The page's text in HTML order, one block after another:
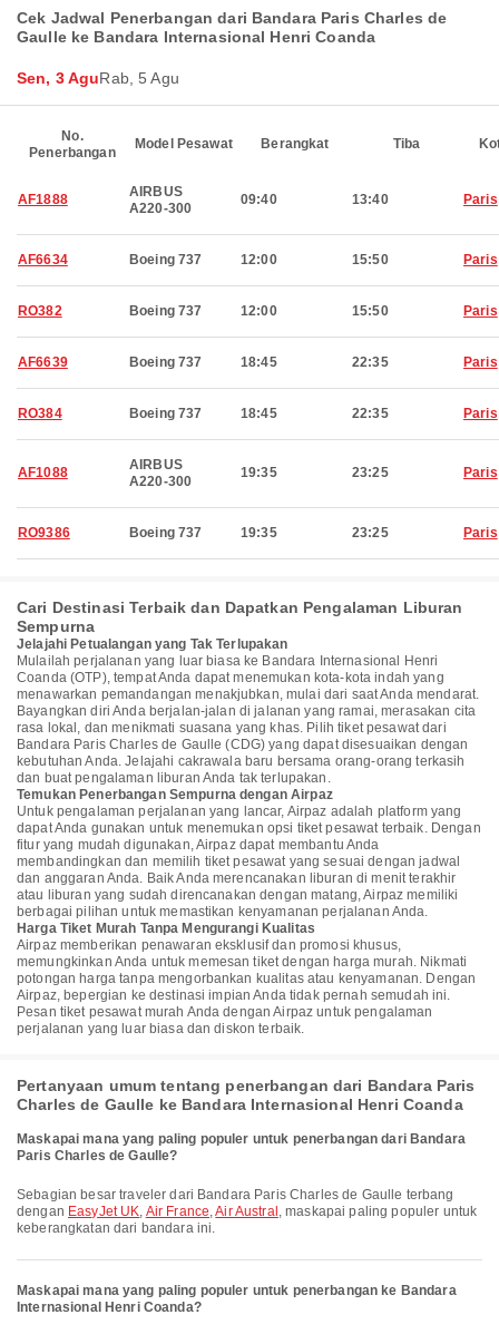
Cek Jadwal Penerbangan dari Bandara Paris Charles de
Gaulle ke Bandara Internasional Henri Coanda
Sen, 3 AguRab, 5 Agu
No.
Penerbangan
Model Pesawat Berangkat Tiba
AF1888
AIRBUS
A220-300
09:40 13:40 Paris
AF6634 Boeing 737 12:00 15:50 Paris
RO382 Boeing 737 12:00 15:50 Paris
AF6639 Boeing 737 18:45 22:35 Paris
RO384 Boeing 737 18:45 22:35 Paris
AF1088
AIRBUS
A220-300
19:35 23:25 Paris
RO9386 Boeing 737 19:35 23:25 Paris
Cari Destinasi Terbaik dan Dapatkan Pengalaman Liburan
Sempurna
Jelajahi Petualangan yang Tak Terlupakan
Mulailah perjalanan yang luar biasa ke Bandara Internasional Henri
Coanda (OTP), tempat Anda dapat menemukan kota-kota indah yang
menawarkan pemandangan menakjubkan, mulai dari saat Anda mendarat.
Bayangkan diri Anda berjalan-jalan di jalanan yang ramai, merasakan cita
rasa lokal, dan menikmati suasana yang khas. Pilih tiket pesawat dari
Bandara Paris Charles de Gaulle (CDG) yang dapat disesuaikan dengan
kebutuhan Anda. Jelajahi cakrawala baru bersama orang-orang terkasih
dan buat pengalaman liburan Anda tak terlupakan.
Temukan Penerbangan Sempurna dengan Airpaz
Untuk pengalaman perjalanan yang lancar, Airpaz adalah platform yang
dapat Anda gunakan untuk menemukan opsi tiket pesawat terbaik. Dengan
fitur yang mudah digunakan, Airpaz dapat membantu Anda
membandingkan dan memilih tiket pesawat yang sesuai dengan jadwal
dan anggaran Anda. Baik Anda merencanakan liburan di menit terakhir
atau liburan yang sudah direncanakan dengan matang, Airpaz memiliki
berbagai pilihan untuk memastikan kenyamanan perjalanan Anda.
Harga Tiket Murah Tanpa Mengurangi Kualitas
Airpaz memberikan penawaran eksklusif dan promosi khusus,
memungkinkan Anda untuk memesan tiket dengan harga murah. Nikmati
potongan harga tanpa mengorbankan kualitas atau kenyamanan. Dengan
Airpaz, bepergian ke destinasi impian Anda tidak pernah semudah ini.
Pesan tiket pesawat murah Anda dengan Airpaz untuk pengalaman
perjalanan yang luar biasa dan diskon terbaik.
Pertanyaan umum tentang penerbangan dari Bandara Paris
Charles de Gaulle ke Bandara Internasional Henri Coanda
Maskapai mana yang paling populer untuk penerbangan dari Bandara
Paris Charles de Gaulle?
Sebagian besar traveler dari Bandara Paris Charles de Gaulle terbang
dengan EasyJet UK, Air France,Air Austral , maskapai paling populer untuk
keberangkatan dari bandara ini.
Maskapai mana yang paling populer untuk penerbangan ke Bandara
Internasional Henri Coanda?